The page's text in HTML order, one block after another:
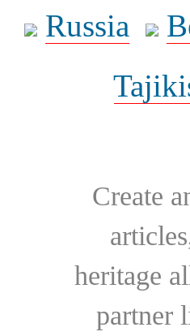
Russia
Create
heritage
partner